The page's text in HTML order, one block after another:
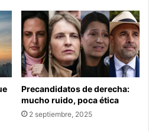
Precandidatos de derecha:
mucho ruido, poca ética
2 septiembre, 2025